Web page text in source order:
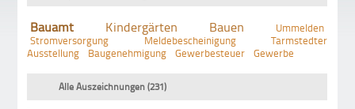
Bauamt Kindergärten Bauen
Ummelden
Stromversorgung
Meldebescheinigung
Tarmstedter
Ausstellung
Baugenehmigung Gewerbesteuer Gewerbe
Alle Auszeichnungen (231)